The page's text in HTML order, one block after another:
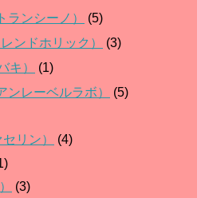
ランシーノ）
(5)
ンドホリック）
(3)
キ）
(1)
ンレーベルラボ）
(5)
リン）
(4)
(3)